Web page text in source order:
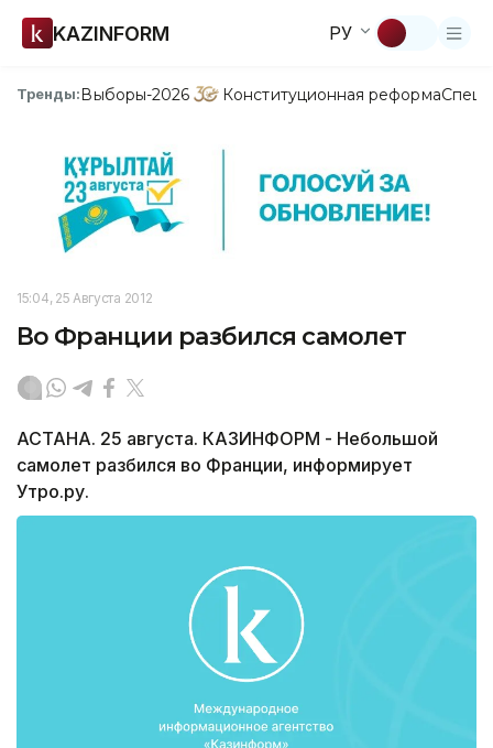
KAZINFORM РУ
Тренды:Выборы-2026 Конституционная реформа
15:04, 25 Августа 2012
Во Франции разбился самолет
АСТАНА. 25 августа. КАЗИНФОРМ - Небольшой
самолет разбился во Франции, информирует
Утро.ру.